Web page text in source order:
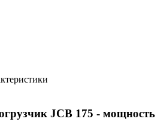
JCB 175 - мощность